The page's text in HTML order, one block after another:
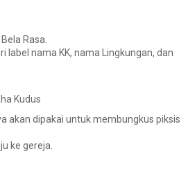
Rasa
label nama KK, nama Lingkungan, dan
Kudus
akan dipakai untuk membungkus piksis
ke gereja.